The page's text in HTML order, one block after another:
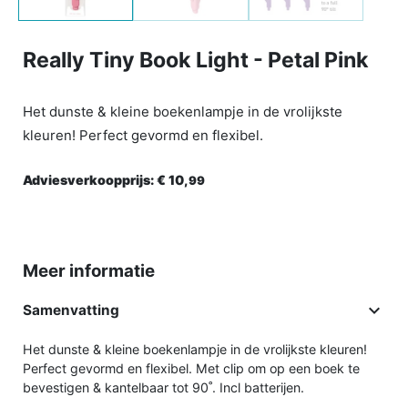
Really Tiny Book Light - Petal Pink
Het dunste & kleine boekenlampje in de vrolijkste
kleuren! Perfect gevormd en flexibel.
Adviesverkoopprijs:€ 10,99
Meer informatie
Samenvatting 
Het dunste & kleine boekenlampje in de vrolijkste kleuren!
Perfect gevormd en flexibel. Met clip om op een boek te
bevestigen & kantelbaar tot 90˚. Incl batterijen.